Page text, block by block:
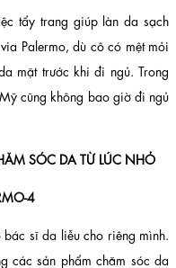
tẩy trang giúp làn da sạch
Palermo, dù cô có mệt mỏi
mặt trước khi đi ngủ. Trong
cũng không bao giờ đi ngủ
SÓC DA TỪ LÚC NHỎ
sĩ da liễu cho riêng mình.
các sản phẩm chăm sóc da